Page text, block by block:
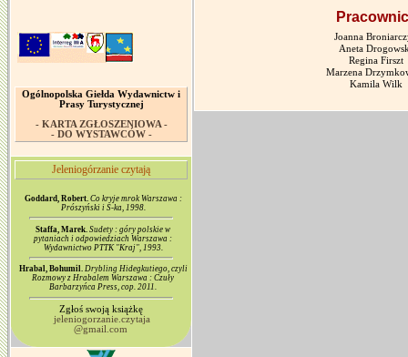
Ogólnopolska Giełda Wydawnictw i
Prasy Turystycznej
- KARTA ZGŁOSZENIOWA -
- DO WYSTAWCÓW -
Jeleniogórzanie czytają
Goddard, Robert. Co kryje mrok Warszawa :
Prószyński i S-ka, 1998.
Staffa, Marek. Sudety : góry polskie w
pytaniach i odpowiedziach Warszawa :
Wydawnictwo PTTK "Kraj", 1993.
Hrabal, Bohumil. Drybling Hidegkutiego, czyli
Rozmowy z Hrabalem Warszawa : Czuły
Barbarzyńca Press, cop. 2011.
Zgłoś swoją książkę
jeleniogorzanie.czytaja
@gmail.com
Joanna
Aneta
Regina Firszt
Marzena
Kamila Wilk